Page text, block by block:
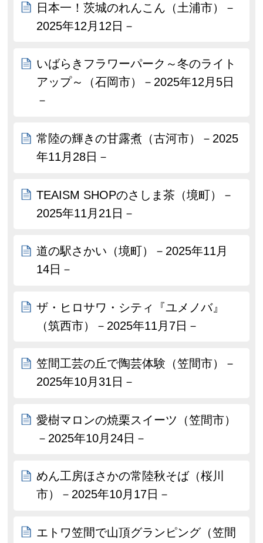
日本一！茨城のれんこん（土浦市）－
2025年12月12日－
いばらきフラワーパーク～冬のライト
アップ～（石岡市）－2025年12月5日
－
常陸の輝きの甘露煮（古河市）－2025
年11月28日－
TEAISM SHOPのさしま茶（境町）－
2025年11月21日－
道の駅さかい（境町）－2025年11月
14日－
ザ・ヒロサワ・シティ『ユメノバ』
（筑西市）－2025年11月7日－
笠間工芸の丘で陶芸体験（笠間市）－
2025年10月31日－
愛樹マロンの焼栗スイーツ（笠間市）
－2025年10月24日－
めん工房ほさかの常陸秋そば（桜川
市）－2025年10月17日－
エトワ笠間で山頂グランピング（笠間